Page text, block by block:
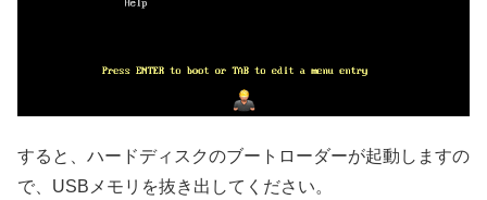
すると、ハードディスクのブートローダーが起動しますの
で、USBメモリを抜き出してください。